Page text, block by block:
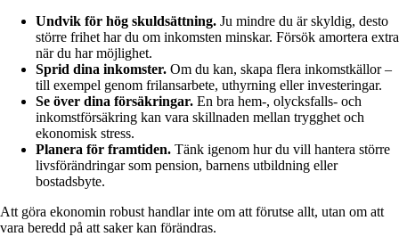
Undvik för hög skuldsättning. Ju mindre du är skyldig, desto
större frihet har du om inkomsten minskar. Försök amortera extra
när du har möjlighet.
Sprid dina inkomster. Om du kan, skapa flera inkomstkällor –
till exempel genom frilansarbete, uthyrning eller investeringar.
Se över dina försäkringar. En bra hem-, olycksfalls- och
inkomstförsäkring kan vara skillnaden mellan trygghet och
ekonomisk stress.
Planera för framtiden. Tänk igenom hur du vill hantera större
livsförändringar som pension, barnens utbildning eller
bostadsbyte.
Att göra ekonomin robust handlar inte om att förutse allt, utan om att
vara beredd på att saker kan förändras.